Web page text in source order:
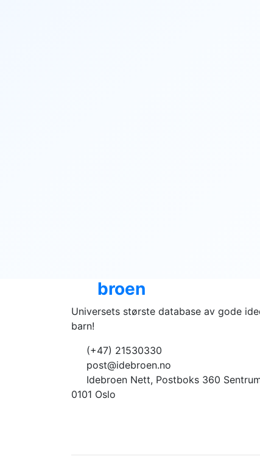
broen
Universets største database av gode
barn!
(+47) 21530330
post@idebroen.no
Idebroen Nett, Postboks 360
0101 Oslo